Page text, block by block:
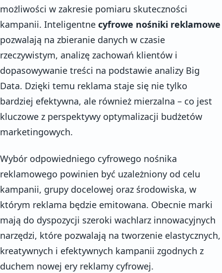
możliwości w zakresie pomiaru skuteczności
kampanii. Inteligentne cyfrowe nośniki reklamowe
pozwalają na zbieranie danych w czasie
rzeczywistym, analizę zachowań klientów i
dopasowywanie treści na podstawie analizy Big
Data. Dzięki temu reklama staje się nie tylko
bardziej efektywna, ale również mierzalna – co jest
kluczowe z perspektywy optymalizacji budżetów
marketingowych.
Wybór odpowiedniego cyfrowego nośnika
reklamowego powinien być uzależniony od celu
kampanii, grupy docelowej oraz środowiska, w
którym reklama będzie emitowana. Obecnie marki
mają do dyspozycji szeroki wachlarz innowacyjnych
narzędzi, które pozwalają na tworzenie elastycznych,
kreatywnych i efektywnych kampanii zgodnych z
duchem nowej ery reklamy cyfrowej.